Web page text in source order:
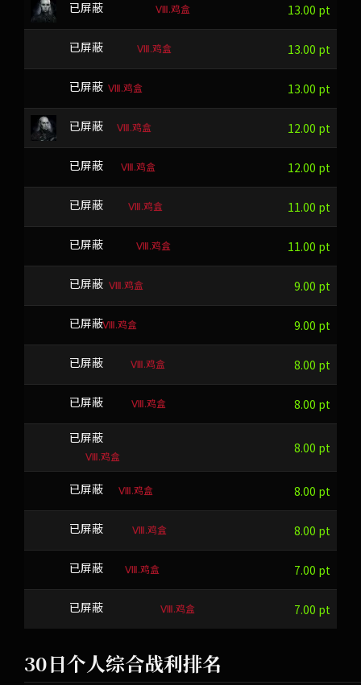
JHDVFGGLN
已屏蔽 Ⅷ.鸡盒 13.00 pt
OASHGJL
已屏蔽 Ⅷ.鸡盒 13.00 pt
HYP
已屏蔽 Ⅷ.鸡盒 13.00 pt
UJVH
已屏蔽 Ⅷ.鸡盒 12.00 pt
COOTX
已屏蔽 Ⅷ.鸡盒 12.00 pt
NNUXA
已屏蔽 Ⅷ.鸡盒 11.00 pt
OCAWYIM
已屏蔽 Ⅷ.鸡盒 11.00 pt
ILA
已屏蔽 Ⅷ.鸡盒 9.00 pt
GV
已屏蔽Ⅷ.鸡盒 9.00 pt
PIDJUT
已屏蔽 Ⅷ.鸡盒 8.00 pt
EBEHH
已屏蔽 Ⅷ.鸡盒 8.00 pt
q/u!{eK:8&x(mMam}=*ZBn#pv
已屏蔽
Ⅷ.鸡盒
8.00 pt
XKBU
已屏蔽 Ⅷ.鸡盒 8.00 pt
KVOSVR
已屏蔽 Ⅷ.鸡盒 8.00 pt
FLQML
已屏蔽 Ⅷ.鸡盒 7.00 pt
y&%l4w[t#.
已屏蔽 Ⅷ.鸡盒 7.00 pt
30日个人综合战利排名